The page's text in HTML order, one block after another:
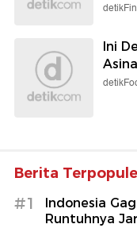
Ini
Berita
#1
Indonesia
Runtuhnya